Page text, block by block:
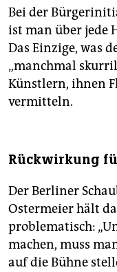
Bei der
ist man über jede
Das Einzige, was
„manchmal
Künstlern, ihnen
vermitteln.
Rückwirkung
Der Berliner
Ostermeier hält
problematisch:
machen, muss
auf die Bühne